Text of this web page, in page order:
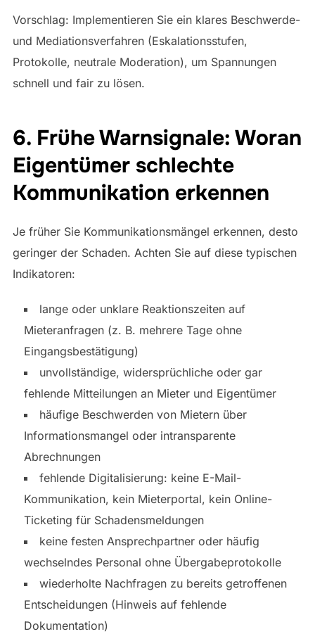
Vorschlag: Implementieren Sie ein klares Beschwerde-
und Mediationsverfahren (Eskalationsstufen,
Protokolle, neutrale Moderation), um Spannungen
schnell und fair zu lösen.
6. Frühe Warnsignale: Woran
Eigentümer schlechte
Kommunikation erkennen
Je früher Sie Kommunikationsmängel erkennen, desto
geringer der Schaden. Achten Sie auf diese typischen
Indikatoren:
lange oder unklare Reaktionszeiten auf
Mieteranfragen (z. B. mehrere Tage ohne
Eingangsbestätigung)
unvollständige, widersprüchliche oder gar
fehlende Mitteilungen an Mieter und Eigentümer
häufige Beschwerden von Mietern über
Informationsmangel oder intransparente
Abrechnungen
fehlende Digitalisierung: keine E-Mail-
Kommunikation, kein Mieterportal, kein Online-
Ticketing für Schadensmeldungen
keine festen Ansprechpartner oder häufig
wechselndes Personal ohne Übergabeprotokolle
wiederholte Nachfragen zu bereits getroffenen
Entscheidungen (Hinweis auf fehlende
Dokumentation)